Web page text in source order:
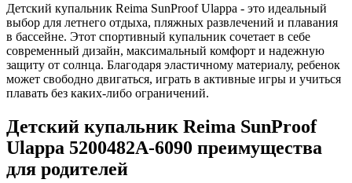
Детский купальник Reima SunProof Ulappa - это идеальный
выбор для летнего отдыха, пляжных развлечений и плавания
в бассейне. Этот спортивный купальник сочетает в себе
современный дизайн, максимальный комфорт и надежную
защиту от солнца. Благодаря эластичному материалу, ребенок
может свободно двигаться, играть в активные игры и учиться
плавать без каких-либо ограничений.
Детский купальник Reima SunProof
Ulappa 5200482A-6090 преимущества
для родителей